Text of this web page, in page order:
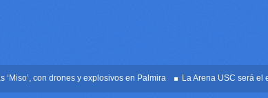
con drones y explosivos en Palmira La Arena USC será el